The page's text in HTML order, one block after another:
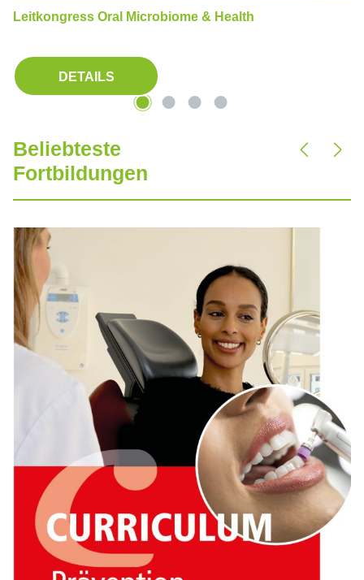
Leitkongress Oral Microbiome & Health
DETAILS
Produktgalerie überspringen
Beliebteste
Fortbildungen